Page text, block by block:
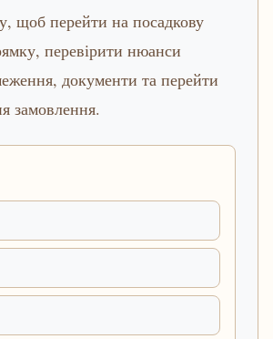
щоб перейти на посадкову
перевірити нюанси
документи та перейти
замовлення.